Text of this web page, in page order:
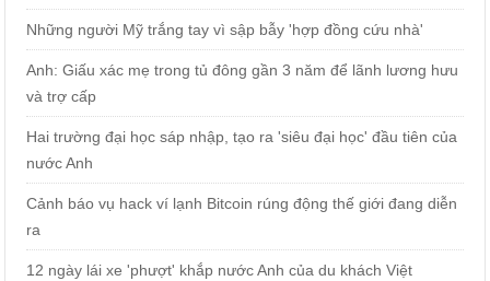
Những người Mỹ trắng tay vì sập bẫy 'hợp đồng cứu nhà'
Anh: Giấu xác mẹ trong tủ đông gần 3 năm để lãnh lương hưu
và trợ cấp
Hai trường đại học sáp nhập, tạo ra 'siêu đại học' đầu tiên của
nước Anh
Cảnh báo vụ hack ví lạnh Bitcoin rúng động thế giới đang diễn
ra
12 ngày lái xe 'phượt' khắp nước Anh của du khách Việt